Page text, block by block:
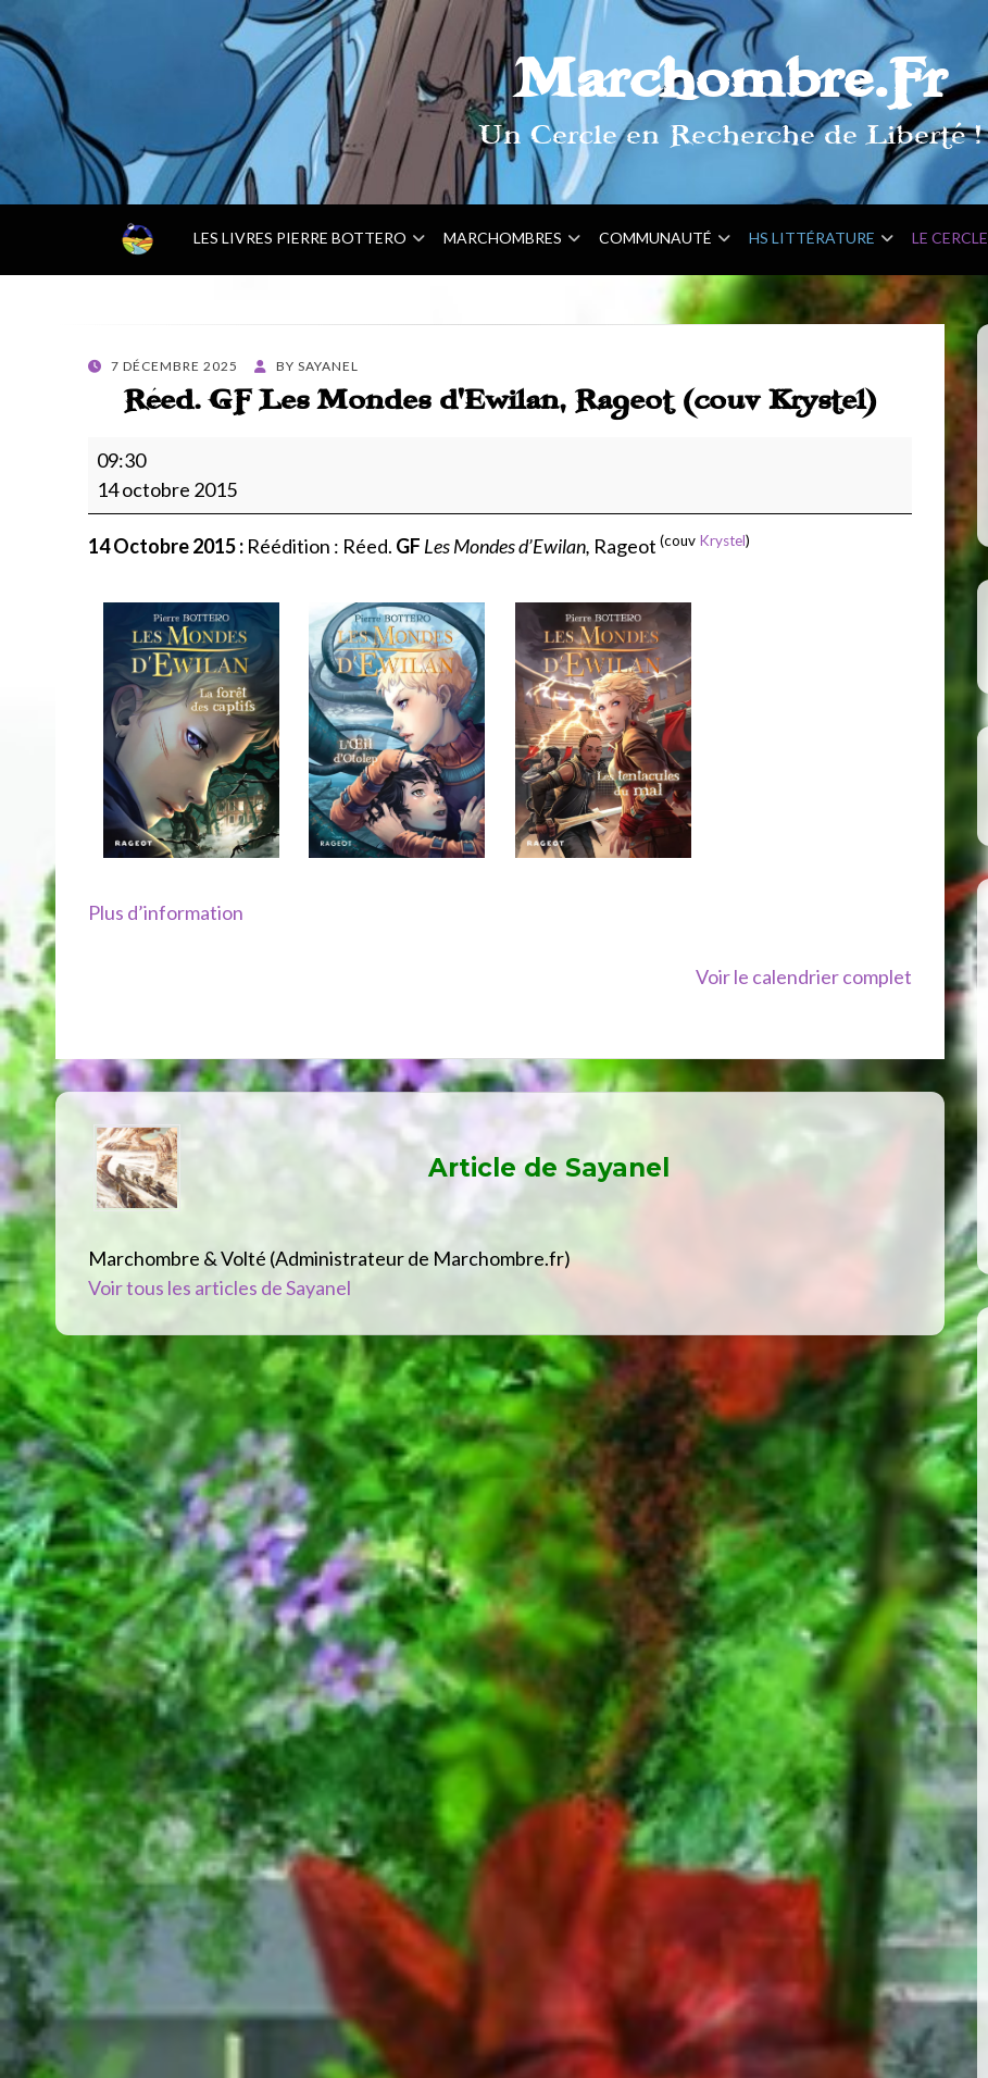
Marchombre.Fr
Un Cercle en Recherche de Liberté !
C
I
L
–
LES LIVRES PIERRE BOTTERO MARCHOMBRES COMMUNAUTÉ HS LITTÉRATURE LE CERCLE
POSTED
7 DÉCEMBRE 2025 BY SAYANEL
Réed. GF Les Mondes d’Ewilan, Rageot (couv Krystel)
Réed.
GF
Les
Mondes
Rageot
(couv
Krystel)
09:30
14 octobre 2015
14 Octobre 2015 : Réédition : Réed. GF Les Mondes d’Ewilan, Rageot (couv Krystel)
Plus d’information
Voir le calendrier complet
Article de Sayanel
Marchombre & Volté (Administrateur de Marchombre.fr)
Voir tous les articles de Sayanel